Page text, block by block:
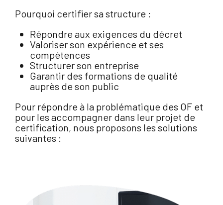
Pourquoi certifier sa structure :
Répondre aux exigences du décret
Valoriser son expérience et ses
compétences
Structurer son entreprise
Garantir des formations de qualité
auprès de son public
Pour répondre à la problématique des OF et
pour les accompagner dans leur projet de
certification, nous proposons les solutions
suivantes :